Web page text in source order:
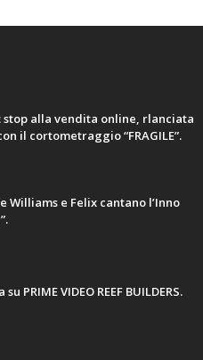
stop alla vendita online, rlanciata
il cortometraggio “FRAGILE”.
Williams e Felix cantano l’Inno
PRIME VIDEO REEF BUILDERS.